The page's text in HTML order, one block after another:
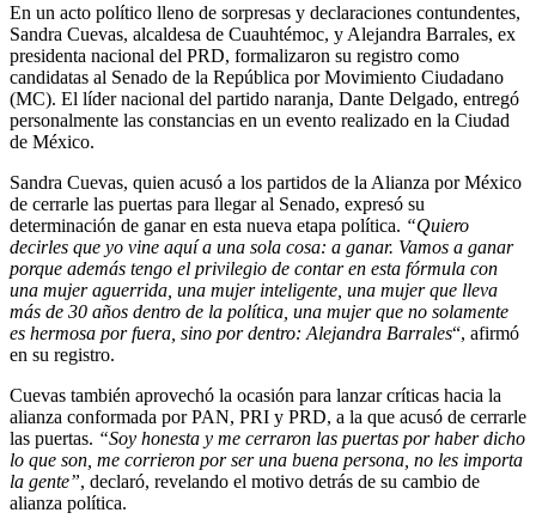
En un acto político lleno de sorpresas y declaraciones contundentes,
Sandra Cuevas, alcaldesa de Cuauhtémoc, y Alejandra Barrales, ex
presidenta nacional del PRD, formalizaron su registro como
candidatas al Senado de la República por Movimiento Ciudadano
(MC). El líder nacional del partido naranja, Dante Delgado, entregó
personalmente las constancias en un evento realizado en la Ciudad
de México.
Sandra Cuevas, quien acusó a los partidos de la Alianza por México
de cerrarle las puertas para llegar al Senado, expresó su
determinación de ganar en esta nueva etapa política. “Quiero
decirles que yo vine aquí a una sola cosa: a ganar. Vamos a ganar
porque además tengo el privilegio de contar en esta fórmula con
una mujer aguerrida, una mujer inteligente, una mujer que lleva
más de 30 años dentro de la política, una mujer que no solamente
es hermosa por fuera, sino por dentro: Alejandra Barrales“, afirmó
en su registro.
Cuevas también aprovechó la ocasión para lanzar críticas hacia la
alianza conformada por PAN, PRI y PRD, a la que acusó de cerrarle
las puertas. “Soy honesta y me cerraron las puertas por haber dicho
lo que son, me corrieron por ser una buena persona, no les importa
la gente”, declaró, revelando el motivo detrás de su cambio de
alianza política.